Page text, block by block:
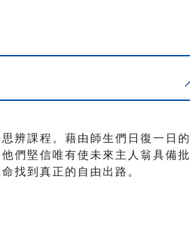
辨課程。藉由師生們日復一日的
們堅信唯有使未來主人翁具備批
找到真正的自由出路。